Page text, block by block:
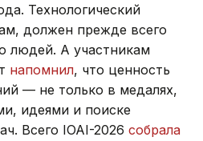
Технологический
должен прежде всего
людей. А участникам
напомнил, что ценность
— не только в медалях,
идеями и поиске
Всего IOAI-2026 собрала